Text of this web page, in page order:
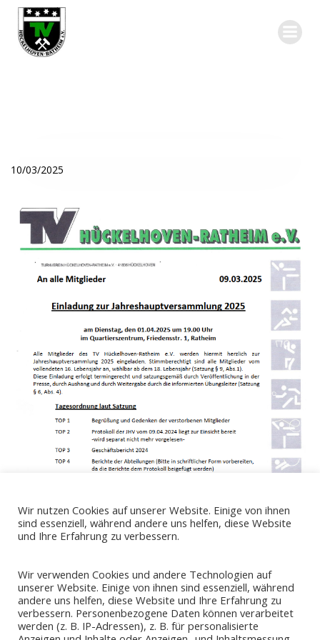
10/03/2025
Wir nutzen Cookies auf unserer Website. Einige von ihnen
sind essenziell, während andere uns helfen, diese Website
und Ihre Erfahrung zu verbessern.
Wir verwenden Cookies und andere Technologien auf
unserer Website. Einige von ihnen sind essenziell, während
andere uns helfen, diese Website und Ihre Erfahrung zu
verbessern. Personenbezogene Daten können verarbeitet
werden (z. B. IP-Adressen), z. B. für personalisierte